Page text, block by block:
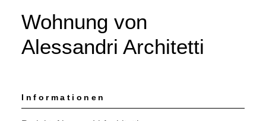
Wohnung von
Alessandri Architetti
Informationen